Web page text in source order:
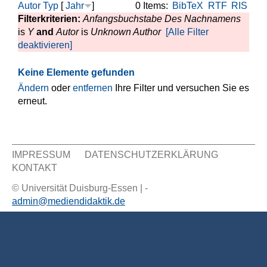
0 Items: BibTeX RTF RIS
Autor Typ [Jahr
]
Filterkriterien: Anfangsbuchstabe Des Nachnamens
is Y and Autoris Unknown Author [Alle Filter
deaktivieren]
Keine Elemente gefunden
Ändern oder entfernen Ihre Filter und versuchen Sie es
erneut.
Sekundär Menü
IMPRESSUM
DATENSCHUTZERKLÄRUNG
KONTAKT
© Universität Duisburg-Essen | -
admin@mediendidaktik.de